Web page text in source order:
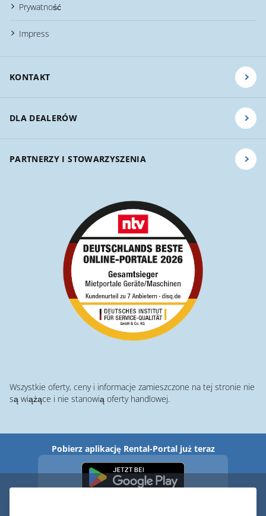
Prywatność
Impress
KONTAKT
DLA DEALERÓW
PARTNERZY I STOWARZYSZENIA
Wszystkie oferty, ceny i informacje zamieszczone na tej stronie nie
są wiążące i nie stanowią oferty handlowej.
Pobierz aplikację Rental-Portal już teraz